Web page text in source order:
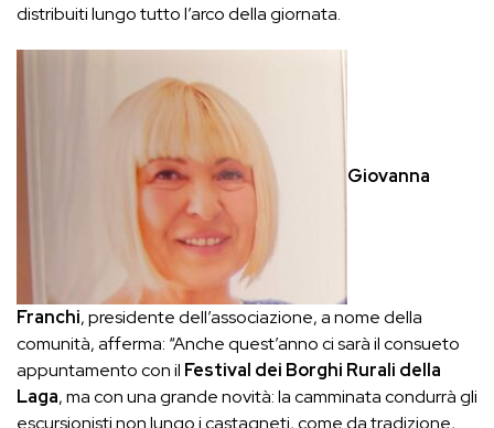
distribuiti lungo tutto l’arco della giornata.
Giovanna
Franchi, presidente dell’associazione, a nome della
comunità, afferma: “Anche quest’anno ci sarà il consueto
appuntamento con il Festival dei Borghi Rurali della
Laga, ma con una grande novità: la camminata condurrà gli
escursionisti non lungo i castagneti, come da tradizione,